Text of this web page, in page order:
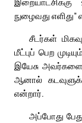
நுழைவது எளிது”
சீடர்கள்
மீட்புப் பெற
இயேசு
ஆனால்
என்றார்.
அப்போது